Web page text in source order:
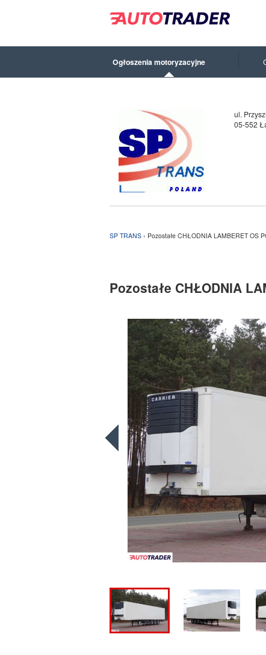
Ogłoszenia motoryzacyjne
ul.
05-552
SP TRANS › Pozostałe CHŁODNIA LAMBERET OS
Pozostałe CHŁODNIA